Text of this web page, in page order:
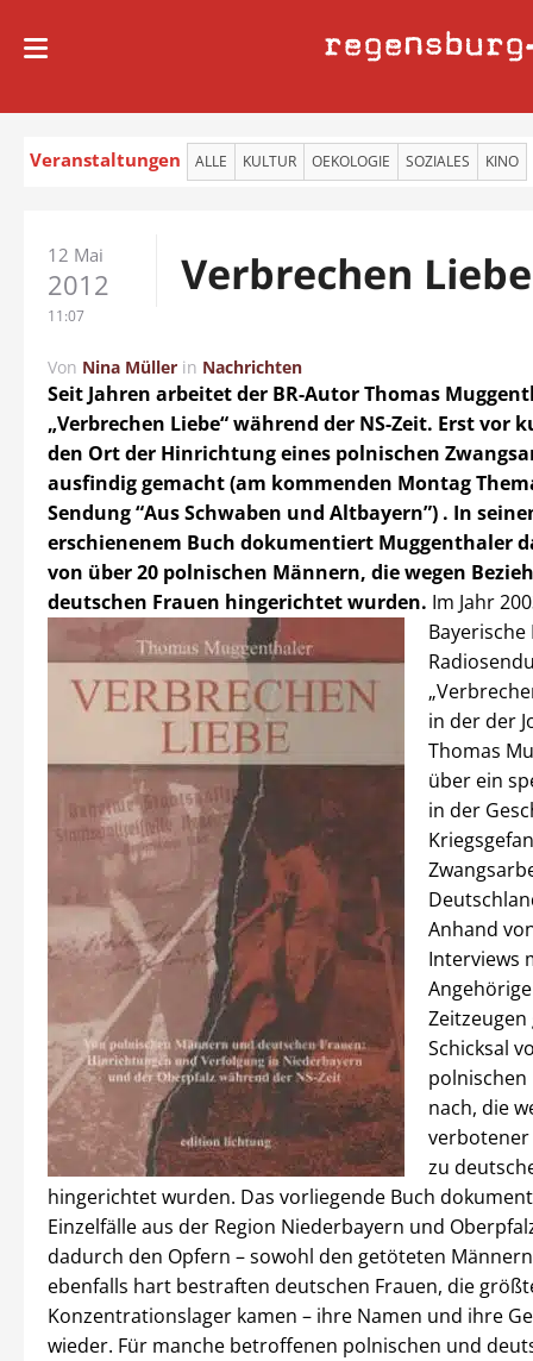
regensburg
Veranstaltungen ALLE KULTUR OEKOLOGIE SOZIALES KINO
12 Mai
2012
11:07
Verbrechen Liebe
Von Nina Müller in Nachrichten
Seit Jahren arbeitet der BR-Autor Thomas
„Verbrechen Liebe“ während der NS-Zeit. Erst vor
den Ort der Hinrichtung eines polnischen
ausfindig gemacht (am kommenden Montag
Sendung “Aus Schwaben und Altbayern”) . In
erschienenem Buch dokumentiert Muggenthaler
von über 20 polnischen Männern, die wegen
deutschen Frauen hingerichtet wurden. Im Jahr
in der der
Thomas
über ein
in der
Anhand
Interviews
Schicksal
nach, die
verbotener
zu
hingerichtet wurden. Das vorliegende Buch
Einzelfälle aus der Region Niederbayern und
dadurch den Opfern – sowohl den getöteten
ebenfalls hart bestraften deutschen Frauen, die
Konzentrationslager kamen – ihre Namen und ihre
wieder. Für manche betroffenen polnischen und